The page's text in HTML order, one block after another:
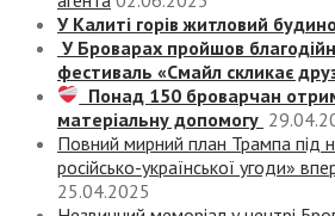
У Калиті горів житловий
У Броварах пройшов
фестиваль «Смайл скликає
Понад 150 броварчан
матеріальну допомогу
Повний мирний план Трампа під
російсько-української угоди»
25.04.2025